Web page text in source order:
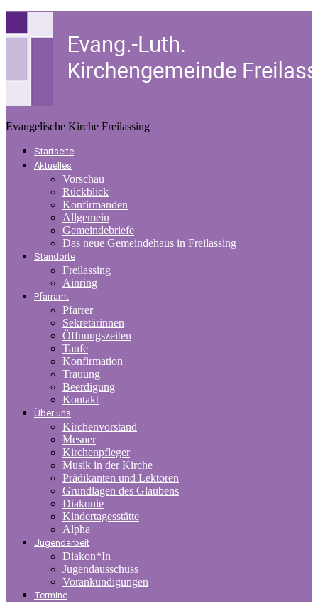
Evangelische Kirche Freilassing
Startseite
Aktuelles
Vorschau
Rückblick
Konfirmanden
Allgemein
Gemeindebriefe
Das neue Gemeindehaus in Freilassing
Standorte
Freilassing
Ainring
Pfarramt
Pfarrer
Sekretärinnen
Öffnungszeiten
Taufe
Konfirmation
Trauung
Beerdigung
Kontakt
Über uns
Kirchenvorstand
Mesner
Kirchenpfleger
Musik in der Kirche
Prädikanten und Lektoren
Grundlagen des Glaubens
Diakonie
Kindertagesstätte
Alpha
Jugendarbeit
Diakon*In
Jugendausschuss
Vorankündigungen
Termine